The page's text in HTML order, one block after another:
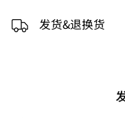
发货&退换货